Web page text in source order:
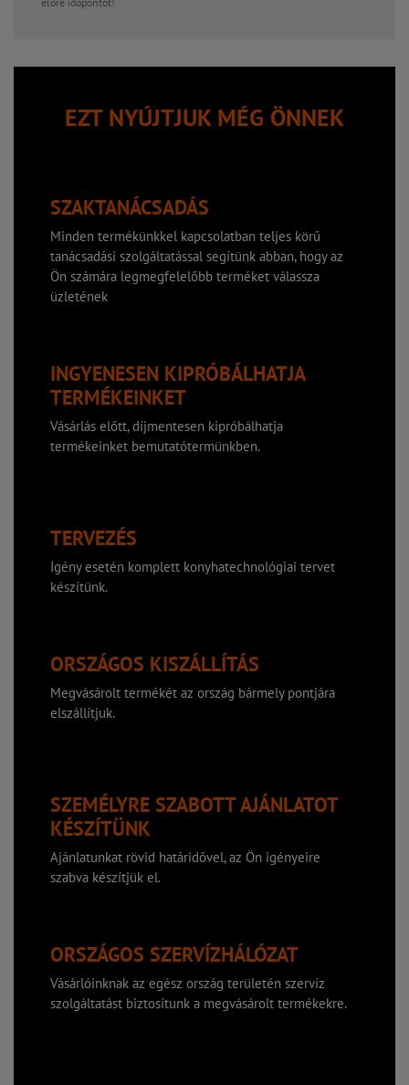
EZT NYÚJTJUK MÉG ÖNNEK
SZAKTANÁCSADÁS
Minden termékünkkel kapcsolatban teljes körű
tanácsadási szolgáltatással segítünk abban, hogy az
Ön számára legmegfelelőbb terméket válassza
üzletének
INGYENESEN KIPRÓBÁLHATJA
TERMÉKEINKET
Vásárlás előtt, díjmentesen kipróbálhatja
termékeinket bemutatótermünkben.
TERVEZÉS
Igény esetén komplett konyhatechnológiai tervet
készítünk.
ORSZÁGOS KISZÁLLÍTÁS
Megvásárolt termékét az ország bármely pontjára
elszállítjuk.
SZEMÉLYRE SZABOTT AJÁNLATOT
KÉSZÍTÜNK
Ajánlatunkat rövid határidővel, az Ön igényeire
szabva készítjük el.
ORSZÁGOS SZERVÍZHÁLÓZAT
Vásárlóinknak az egész ország területén szervíz
szolgáltatást biztosítunk a megvásárolt termékekre.